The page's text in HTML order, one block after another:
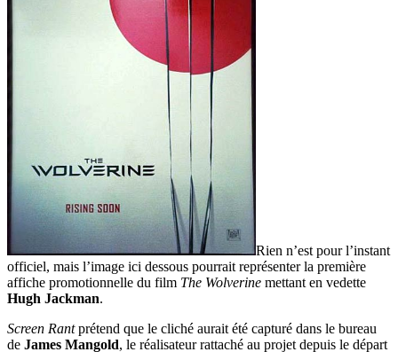
Rien n’est pour l’instant
officiel, mais l’image ici dessous pourrait représenter la première
affiche promotionnelle du film The Wolverine mettant en vedette
Hugh Jackman.
Screen Rantprétend que le cliché aurait été capturé dans le bureau
de James Mangold, le réalisateur rattaché au projet depuis le départ